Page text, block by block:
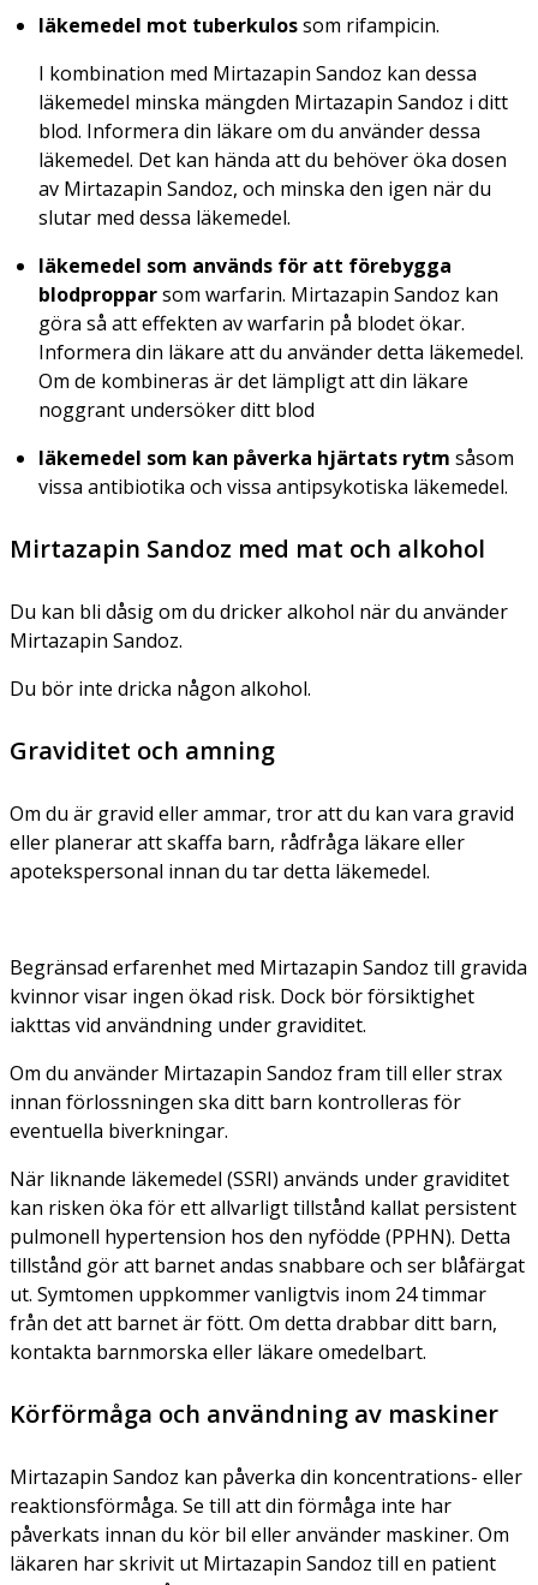
läkemedel mot tuberkulossom rifampicin.
I kombination med Mirtazapin Sandoz kan dessa
läkemedel minska mängden Mirtazapin Sandoz i ditt
blod. Informera din läkare om du använder dessa
läkemedel. Det kan hända att du behöver öka dosen
av Mirtazapin Sandoz, och minska den igen när du
slutar med dessa läkemedel.
läkemedel som används för att förebygga
blodpropparsom warfarin. Mirtazapin Sandoz kan
göra så att effekten av warfarin på blodet ökar.
Informera din läkare att du använder detta läkemedel.
Om de kombineras är det lämpligt att din läkare
noggrant undersöker ditt blod
läkemedel som kan påverka hjärtats rytm såsom
vissa antibiotika och vissa antipsykotiska läkemedel.
Mirtazapin Sandoz med mat och alkohol
Du kan bli dåsig om du dricker alkohol när du använder
Mirtazapin Sandoz.
Du bör inte dricka någon alkohol.
Graviditet och amning
Om du är gravid eller ammar, tror att du kan vara gravid
eller planerar att skaffa barn, rådfråga läkare eller
apotekspersonal innan du tar detta läkemedel.
Begränsad erfarenhet med Mirtazapin Sandoz till gravida
kvinnor visar ingen ökad risk. Dock bör försiktighet
iakttas vid användning under graviditet.
Om du använder Mirtazapin Sandoz fram till eller strax
innan förlossningen ska ditt barn kontrolleras för
eventuella biverkningar.
När liknande läkemedel (SSRI) används under graviditet
kan risken öka för ett allvarligt tillstånd kallat persistent
pulmonell hypertension hos den nyfödde (PPHN). Detta
tillstånd gör att barnet andas snabbare och ser blåfärgat
ut. Symtomen uppkommer vanligtvis inom 24 timmar
från det att barnet är fött. Om detta drabbar ditt barn,
kontakta barnmorska eller läkare omedelbart.
Körförmåga och användning av maskiner
Mirtazapin Sandoz kan påverka din koncentrations- eller
reaktionsförmåga. Se till att din förmåga inte har
påverkats innan du kör bil eller använder maskiner. Om
läkaren har skrivit ut Mirtazapin Sandoz till en patient